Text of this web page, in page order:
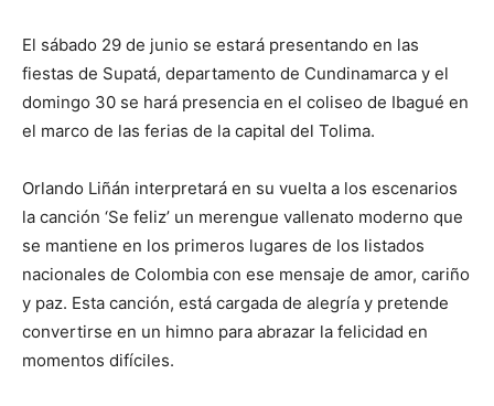
El sábado 29 de junio se estará presentando en las
fiestas de Supatá, departamento de Cundinamarca y el
domingo 30 se hará presencia en el coliseo de Ibagué en
el marco de las ferias de la capital del Tolima.
Orlando Liñán interpretará en su vuelta a los escenarios
la canción ‘Se feliz’ un merengue vallenato moderno que
se mantiene en los primeros lugares de los listados
nacionales de Colombia con ese mensaje de amor, cariño
y paz. Esta canción, está cargada de alegría y pretende
convertirse en un himno para abrazar la felicidad en
momentos difíciles.